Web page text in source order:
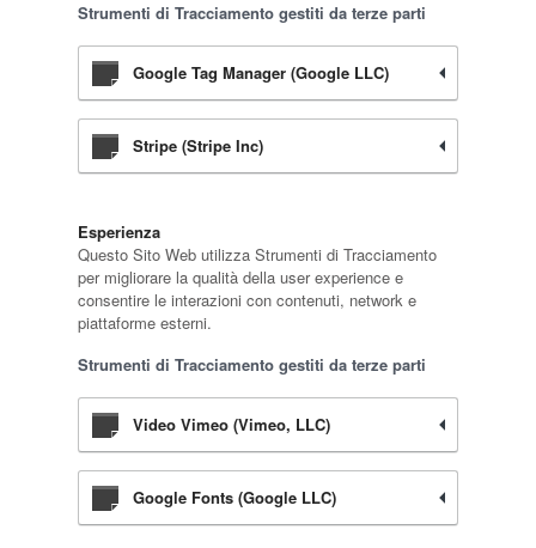
Strumenti di Tracciamento gestiti da terze parti
Google Tag Manager (Google LLC)
Stripe (Stripe Inc)
Esperienza
Questo Sito Web utilizza Strumenti di Tracciamento
per migliorare la qualità della user experience e
consentire le interazioni con contenuti, network e
piattaforme esterni.
Strumenti di Tracciamento gestiti da terze parti
Video Vimeo (Vimeo, LLC)
Google Fonts (Google LLC)